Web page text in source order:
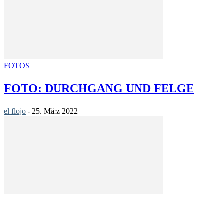
FOTOS
FOTO: DURCHGANG UND FELGE
el flojo - 25. März 2022